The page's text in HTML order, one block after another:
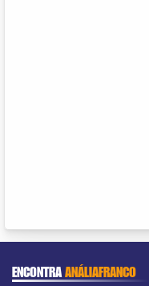
ENCONTRAANÁLIAFRANCO